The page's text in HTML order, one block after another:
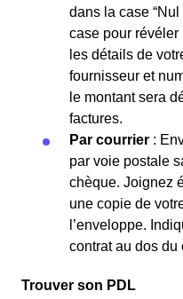
dans la case
case pour révéler
les détails de
fournisseur et
le montant sera
factures.
Par courrier :
par voie postale
chèque. Joignez
une copie de
l’enveloppe.
contrat au dos du
Trouver son PDL